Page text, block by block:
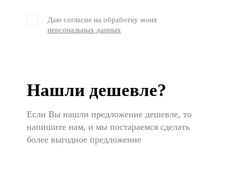
Даю согласие на обработку моих
персональных данных
Нашли дешевле?
Если Вы нашли предложение дешевле, то
напишите нам, и мы постараемся сделать
более выгодное предложение